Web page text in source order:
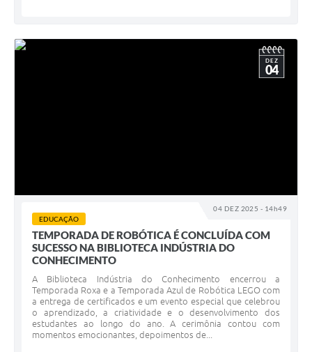
04 DEZ 2025 - 14h49
DEZ
04
EDUCAÇÃO
TEMPORADA DE ROBÓTICA É CONCLUÍDA COM
SUCESSO NA BIBLIOTECA INDÚSTRIA DO
CONHECIMENTO
A Biblioteca Indústria do Conhecimento encerrou a
Temporada Roxa e a Temporada Azul de Robótica LEGO com
a entrega de certificados e um evento especial que celebrou
o aprendizado, a criatividade e o desenvolvimento dos
estudantes ao longo do ano. A cerimônia contou com
momentos emocionantes, depoimentos de...